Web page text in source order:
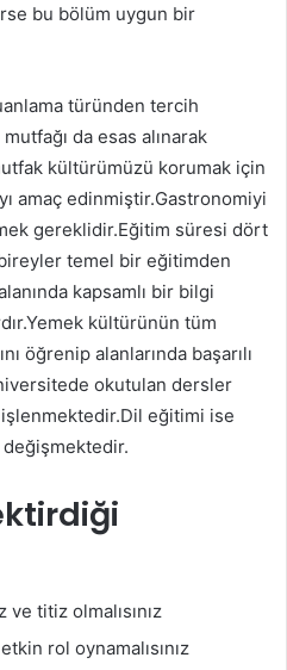
bu bölüm uygun bir
türünden tercih
da esas alınarak
kültürümüzü korumak için
amaç edinmiştir.Gastronomiyi
gereklidir.Eğitim süresi dört
temel bir eğitimden
kapsamlı bir bilgi
kültürünün tüm
öğrenip alanlarında başarılı
okutulan dersler
eğitimi ise
titiz olmalısınız
rol oynamalısınız